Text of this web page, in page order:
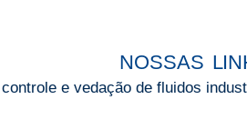
NOSSAS
e vedação de fluidos